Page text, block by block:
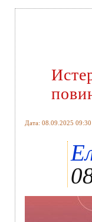
Дата: 08.09.2025 09:30